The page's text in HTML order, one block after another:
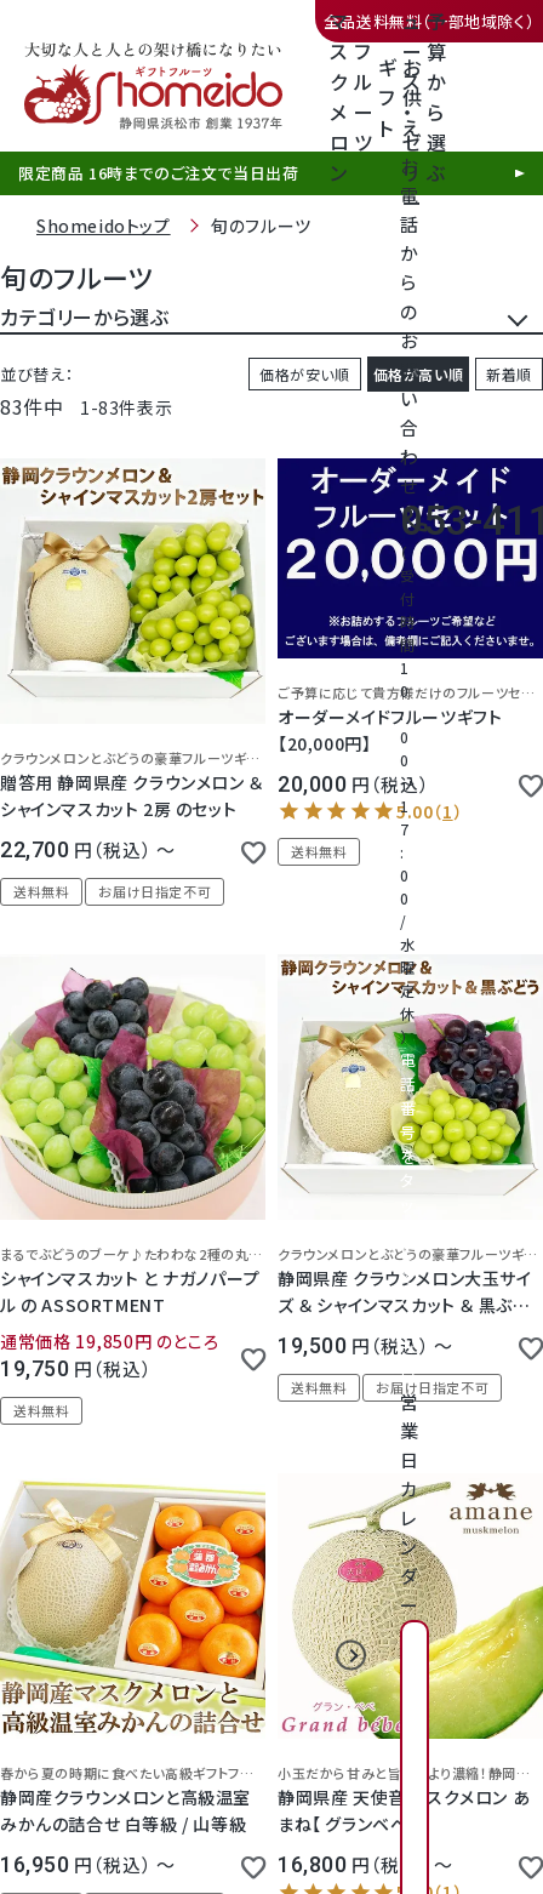
全品送料無料（一部地域除く）
マ
ス
ク
メ
ロ
ン
フ
ル
ー
ツ
ギ
フ
ト
お
供
え
ュ
ー
ス
・
ゼ
リ
ー
予
算
か
ら
選
ぶ
お
電
話
か
ら
の
お
問
い
合
わ
せ
call
053-
（
受
付
時
間
1
0
:
0
0
～
1
7
:
0
0
/
水
曜
定
休
）
電
話
番
号
を
タ
し
て
く
さ
い
営
業
日
カ
レ
ン
ダ
ー
2026年8月
日月火水木金
2 3 4 5 6 7
0
4
2026年9月
日月火水木金
1 2
6 7 8 9
1
1
1
1
静岡産クラウンメロン
天使音（あまね）マスクメロン
桃
温室みかん(ハウスみかん)
梨
幸水梨ロイヤル
クイーンルージュ
神紅ぶどう
ナガノパープル
1房からOK！ぶどう狩り
宮崎産パパイヤ
すいか
マスクメロンと季節のフルーツ詰合せ
お試しフルーツ
限定商品 16時までのご注文で当日出荷
Shomeidoトップ 旬のフルーツ
旬のフルーツ
カテゴリーから選ぶ
柑橘
パイナップル
すいか
桃
ぶどう
梨
メロンと旬のフルーツのセット
オーダーメイドフルーツギフト
旬のフルーツセット
ブルーベリー
並び替え 価格が安い順 価格が高い順 新着順
83件中 1-83件表示
クラウンメロンとぶどうの豪華フルーツギフト！静岡県浜松市の老舗高級フルーツ店から、高品質の品をしっかり検品、心を込めて丁寧にお届けします。大切なギフトにご利用ください。
贈答用 静岡県産 クラウンメロン ＆
シャインマスカット 2房 のセット
22,700 税込 〜
送料無料 お届け日指定不可
ご予算に応じて貴方様だけのフルーツセットお作りします！
オーダーメイドフルーツギフト
【20,000円】
20,000 税込
送料無料
まるでぶどうのブーケ♪たわわな2種の丸箱詰合せ
シャインマスカット と ナガノパープ
ル の ASSORTMENT
通常価格 19,850 のところ
19,750 税込
送料無料
クラウンメロンとぶどうの豪華フルーツギフト！静岡県浜松市の老舗高級フルーツ店から、高品質の品をしっかり検品、心を込めて丁寧にお届けします。大切なギフトにご利用ください。
静岡県産 クラウンメロン大玉サイ
ズ ＆ シャインマスカット ＆ 黒ぶど
う のセット
19,500 税込 〜
送料無料 お届け日指定不可
春から夏の時期に食べたい高級ギフトフルーツの豪華な詰め合わせ
静岡産クラウンメロンと高級温室
みかんの詰合せ 白等級 / 山等級
16,950 税込 〜
小玉だから甘みと旨味がより濃縮！静岡県浜松市よりお届けいたします。
静岡県産 天使音 マスクメロン あ
まね【 グランベベ 】
16,800 税込 〜